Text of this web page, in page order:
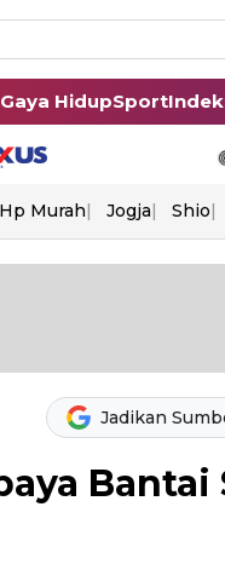
Gaya HidupSport
Hp Murah Jogja Shio
Jadikan
Bantai